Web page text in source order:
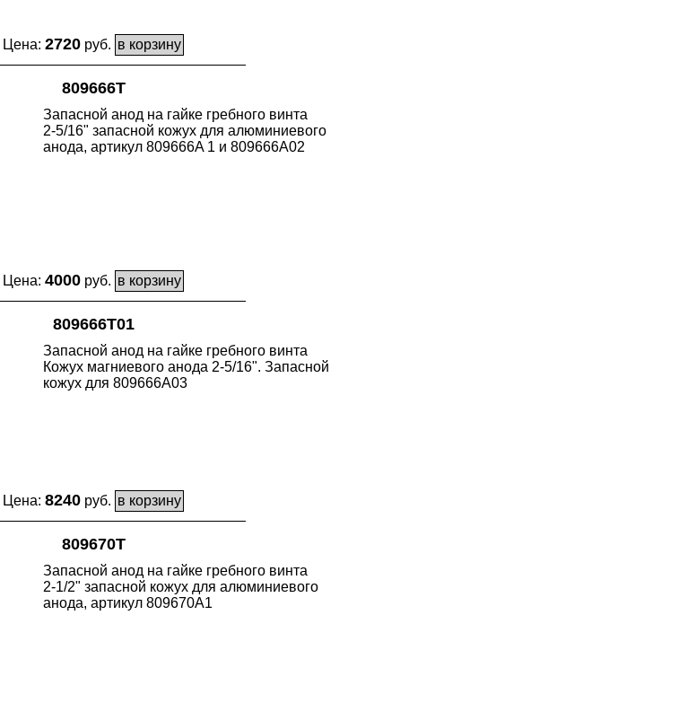
Цена: 2720 руб.
809666T
Запасной анод на гайке гребного винта
2-5/16" запасной кожух для алюминиевого
анода, артикул 809666A 1 и 809666A02
Цена: 4000 руб.
809666T01
Запасной анод на гайке гребного винта
Кожух магниевого анода 2-5/16". Запасной
кожух для 809666A03
Цена: 8240 руб.
809670T
Запасной анод на гайке гребного винта
2-1/2" запасной кожух для алюминиевого
анода, артикул 809670A1